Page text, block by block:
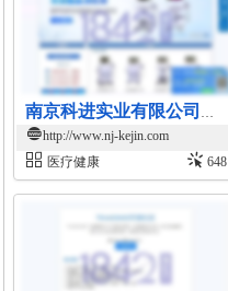
http://www.nj-kejin.com
医疗健康
648